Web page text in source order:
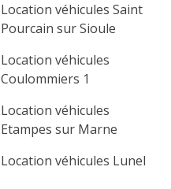
9 10 11
16 17
23 24
30
Location véhicules Saint
Pourcain sur Sioule
Location véhicules
Coulommiers 1
Location véhicules
Etampes sur Marne
Location véhicules Lunel